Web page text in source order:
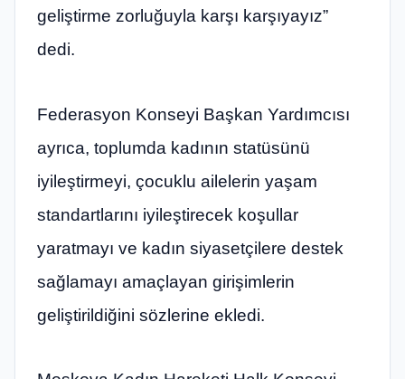
geliştirme zorluğuyla karşı karşıyayız”
dedi.
Federasyon Konseyi Başkan Yardımcısı
ayrıca, toplumda kadının statüsünü
iyileştirmeyi, çocuklu ailelerin yaşam
standartlarını iyileştirecek koşullar
yaratmayı ve kadın siyasetçilere destek
sağlamayı amaçlayan girişimlerin
geliştirildiğini sözlerine ekledi.